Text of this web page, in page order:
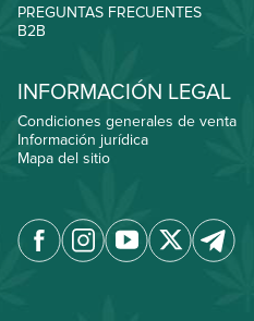
PREGUNTAS FRECUENTES
B2B
INFORMACIÓN LEGAL
Condiciones generales de venta
Información jurídica
Mapa del sitio